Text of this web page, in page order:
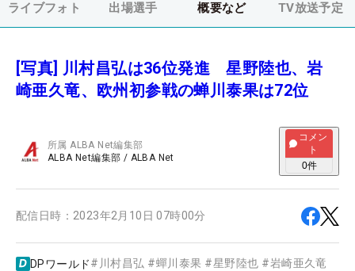
ライブフォト 出場選手 概要など TV放送予定
[写真] 川村昌弘は36位発進 星野陸也、岩
崎亜久竜、欧州初参戦の蝉川泰果は72位
所属ALBA Net編集部
ALBA Net編集部 / ALBA Net
コメン
ト
0件
配信日時： 2023年2月10日 07時00分
DPワールド# 川村昌弘 #蟬川泰果 #星野陸也 #岩崎亜久竜